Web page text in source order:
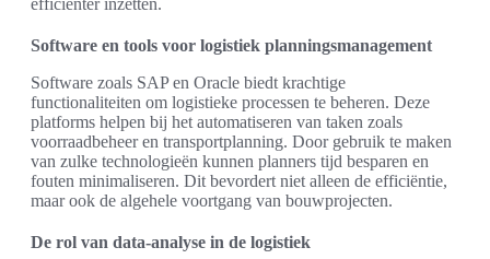
efficiënter inzetten.
Software en tools voor logistiek planningsmanagement
Software zoals SAP en Oracle biedt krachtige
functionaliteiten om logistieke processen te beheren. Deze
platforms helpen bij het automatiseren van taken zoals
voorraadbeheer en transportplanning. Door gebruik te maken
van zulke technologieën kunnen planners tijd besparen en
fouten minimaliseren. Dit bevordert niet alleen de efficiëntie,
maar ook de algehele voortgang van bouwprojecten.
De rol van data-analyse in de logistiek